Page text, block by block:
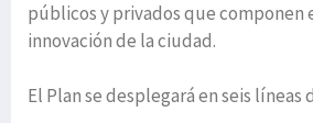
públicos y privados que componen
innovación de la ciudad.
El Plan se desplegará en seis líneas